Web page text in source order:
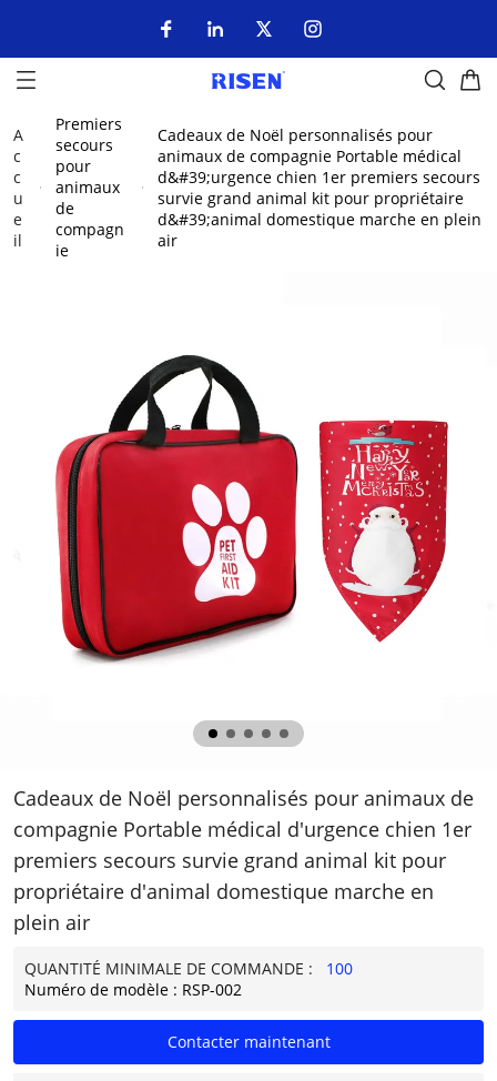
A
c
c
u
e
il
Premiers
secours
pour
animaux
de
compagn
ie
Cadeaux de Noël personnalisés pour
animaux de compagnie Portable médical
d&#39;urgence chien 1er premiers secours
survie grand animal kit pour propriétaire
d&#39;animal domestique marche en plein
air
Cadeaux de Noël personnalisés pour animaux de
compagnie Portable médical d'urgence chien 1er
premiers secours survie grand animal kit pour
propriétaire d'animal domestique marche en
plein air
QUANTITÉ MINIMALE DE COMMANDE :
100
Numéro de modèle : RSP-002
Contacter maintenant